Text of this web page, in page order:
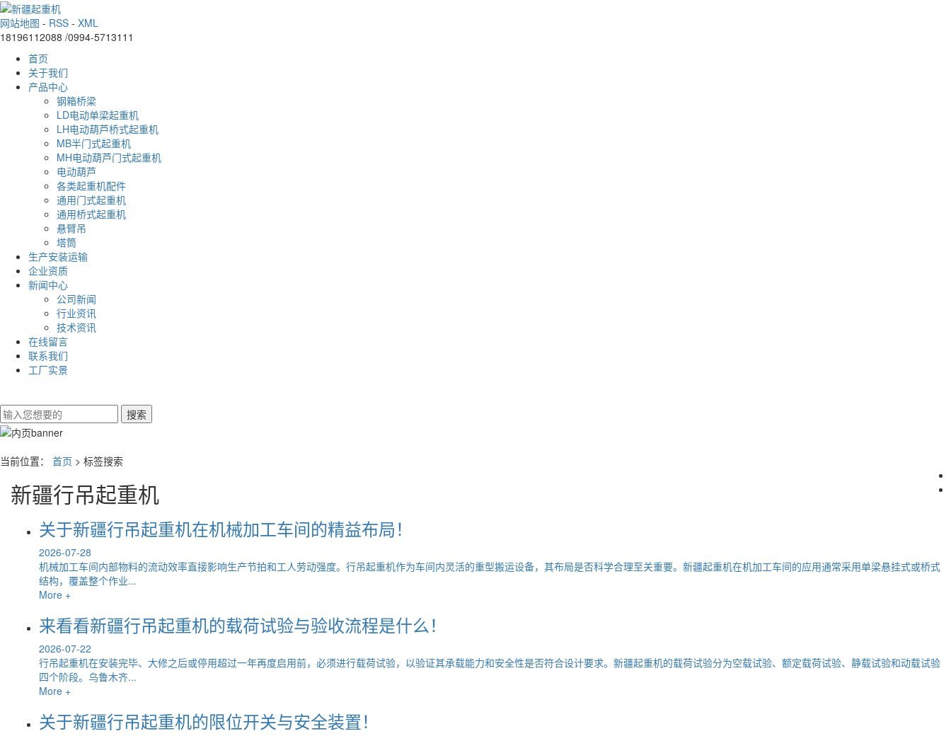
网站地图 - RSS - XML
18196112088 /0994-5713111
首页
关于我们
产品中心
钢箱桥梁
LD电动单梁起重机
LH电动葫芦桥式起重机
MB半门式起重机
MH电动葫芦门式起重机
电动葫芦
各类起重机配件
通用门式起重机
通用桥式起重机
悬臂吊
塔筒
生产安装运输
企业资质
新闻中心
公司新闻
行业资讯
技术资讯
在线留言
联系我们
工厂实景
当前位置： 首页 > 标签搜索
新疆行吊起重机
关于新疆行吊起重机在机械加工车间的精益布局！
2026-07-28
机械加工车间内部物料的流动效率直接影响生产节拍和工人劳动强度。行吊起重机作为车间内灵活的重型搬运设备，其布局是否科学合理至关重要。新疆起重机在机加工车间的应用通常采用单梁悬挂式或桥式
结构，覆盖整个作业...
More +
来看看新疆行吊起重机的载荷试验与验收流程是什么！
2026-07-22
行吊起重机在安装完毕、大修之后或停用超过一年再度启用前，必须进行载荷试验，以验证其承载能力和安全性是否符合设计要求。新疆起重机的载荷试验分为空载试验、额定载荷试验、静载试验和动载试验
四个阶段。乌鲁木齐...
More +
关于新疆行吊起重机的限位开关与安全装置！